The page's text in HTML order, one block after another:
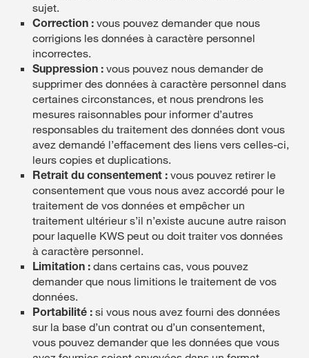
sujet.
Correction : vous pouvez demander que nous
corrigions les données à caractère personnel
incorrectes.
Suppression : vous pouvez nous demander de
supprimer des données à caractère personnel dans
certaines circonstances, et nous prendrons les
mesures raisonnables pour informer d’autres
responsables du traitement des données dont vous
avez demandé l’effacement des liens vers celles-ci,
leurs copies et duplications.
Retrait du consentement : vous pouvez retirer le
consentement que vous nous avez accordé pour le
traitement de vos données et empêcher un
traitement ultérieur s’il n’existe aucune autre raison
pour laquelle KWS peut ou doit traiter vos données
à caractère personnel.
Limitation : dans certains cas, vous pouvez
demander que nous limitions le traitement de vos
données.
Portabilité : si vous nous avez fourni des données
sur la base d’un contrat ou d’un consentement,
vous pouvez demander que les données que vous